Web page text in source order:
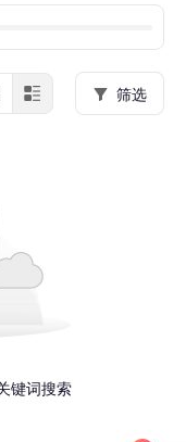
筛选
键词搜索